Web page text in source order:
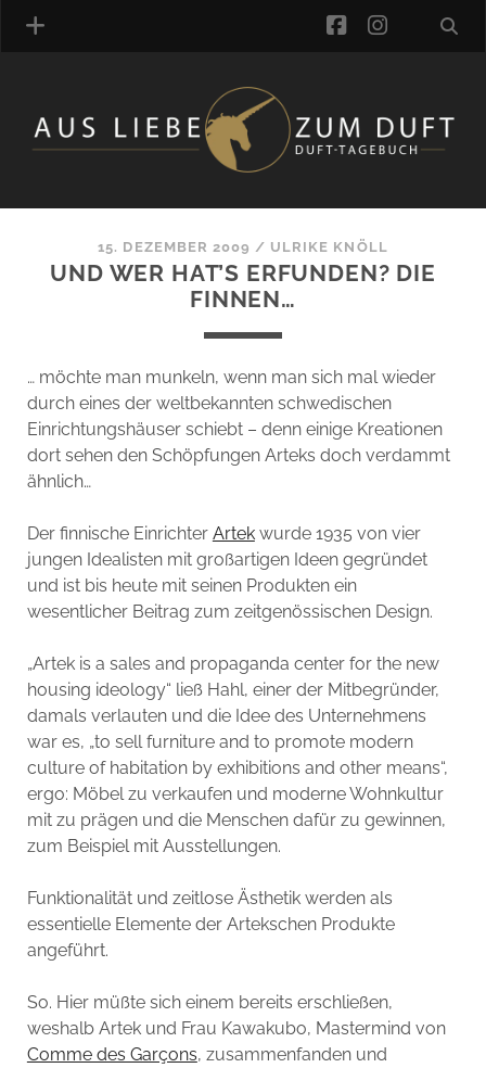
MANUFAKTUREN
DUFTNOTEN
LINK-SAMMLUNG
ARTIKEL-ARCHIV
ONLINE-SHOP
DAS ALZD-TEAM
facebook
15. DEZEMBER 2009 / ULRIKE KNÖLL
UND WER HAT’S ERFUNDEN? DIE
FINNEN…
… möchte man munkeln, wenn man sich mal wieder
durch eines der weltbekannten schwedischen
Einrichtungshäuser schiebt – denn einige Kreationen
dort sehen den Schöpfungen Arteks doch verdammt
ähnlich…
Der finnische Einrichter Artekwurde 1935 von vier
jungen Idealisten mit großartigen Ideen gegründet
und ist bis heute mit seinen Produkten ein
wesentlicher Beitrag zum zeitgenössischen Design.
„Artek is a sales and propaganda center for the new
housing ideology“ ließ Hahl, einer der Mitbegründer,
damals verlauten und die Idee des Unternehmens
war es, „to sell furniture and to promote modern
culture of habitation by exhibitions and other means“,
ergo: Möbel zu verkaufen und moderne Wohnkultur
mit zu prägen und die Menschen dafür zu gewinnen,
zum Beispiel mit Ausstellungen.
Funktionalität und zeitlose Ästhetik werden als
essentielle Elemente der Artekschen Produkte
angeführt.
So. Hier müßte sich einem bereits erschließen,
weshalb Artek und Frau Kawakubo, Mastermind von
Comme des Garçons, zusammenfanden und